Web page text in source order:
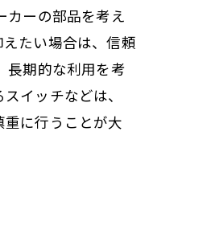
カーの部品を考え
たい場合は、信頼
長期的な利用を考
イッチなどは、
に行うことが大